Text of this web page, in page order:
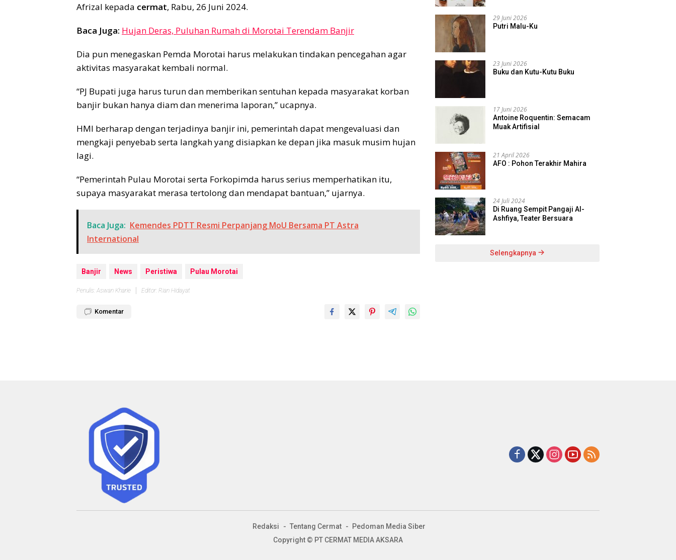
Afrizal kepada cermat, Rabu, 26 Juni 2024.
Baca Juga: Hujan Deras, Puluhan Rumah di Morotai Terendam Banjir
Dia pun menegaskan Pemda Morotai harus melakukan tindakan pencegahan agar
aktivitas masyarakat kembali normal.
“PJ Bupati juga harus turun dan memberikan sentuhan kepada masyarakat korban
banjir bukan hanya diam dan menerima laporan,” ucapnya.
HMI berharap dengan terjadinya banjir ini, pemerintah dapat mengevaluasi dan
mengkaji penyebab serta langkah yang disiapkan ke depan jika masuk musim hujan
lagi.
“Pemerintah Pulau Morotai serta Forkopimda harus serius memperhatikan itu,
supaya masyarakat merasa tertolong dan mendapat bantuan,” ujarnya.
Baca Juga: Kemendes PDTT Resmi Perpanjang MoU Bersama PT Astra
International
Banjir News Peristiwa Pulau Morotai
Penulis: Aswan Kharie Editor: Rian Hidayat
Komentar
29 Juni 2026
Putri Malu-Ku
23 Juni 2026
Buku dan Kutu-Kutu Buku
17 Juni 2026
Antoine Roquentin: Semacam
Muak Artifisial
21 April 2026
AFO : Pohon Terakhir Mahira
24 Juli 2024
Di Ruang Sempit Pangaji Al-
Ashfiya, Teater Bersuara
Selengkapnya
Redaksi Tentang Cermat
Pedoman Media Siber
Copyright © PT CERMAT MEDIA AKSARA